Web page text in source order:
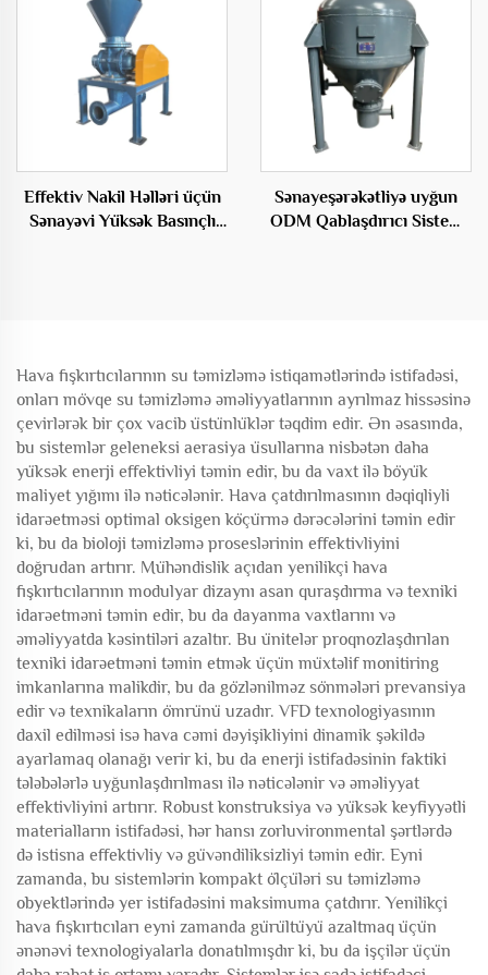
Effektiv Nakil Həlləri üçün
Sənayəvi Yüksək Basınçlı
Sənayeşərəkətliyə uyğun
ODM Qablaşdırıcı Sistem
Hava fışkırtıcılarının su təmizləmə istiqamətlərində istifadəsi,
onları mövqe su təmizləmə əməliyyatlarının ayrılmaz hissəsinə
çevirlərək bir çox vacib üstünlüklər təqdim edir. Ən əsasında,
bu sistemlər geleneksi aerasiya üsullarına nisbətən daha
yüksək enerji effektivliyi təmin edir, bu da vaxt ilə böyük
maliyet yığımı ilə nəticələnir. Hava çatdırılmasının dəqiqliyli
idarəetməsi optimal oksigen köçürmə dərəcələrini təmin edir
ki, bu da bioloji təmizləmə proseslərinin effektivliyini
doğrudan artırır. Mühəndislik açıdan yenilikçi hava
fışkırtıcılarının modulyar dizaynı asan quraşdırma və texniki
idarəetməni təmin edir, bu da dayanma vaxtlarını və
əməliyyatda kəsintiləri azaltır. Bu ünitelər proqnozlaşdırılan
texniki idarəetməni təmin etmək üçün müxtəlif monitiring
imkanlarına malikdir, bu da gözlənilməz sönmələri prevansiya
edir və texnikaların ömrünü uzadır. VFD texnologiyasının
daxil edilməsi isə hava cəmi dəyişikliyini dinamik şəkildə
ayarlamaq olanağı verir ki, bu da enerji istifadəsinin faktiki
tələbələrlə uyğunlaşdırılması ilə nəticələnir və əməliyyat
effektivliyini artırır. Robust konstruksiya və yüksək keyfiyyətli
materialların istifadəsi, hər hansı zorluvironmental şərtlərdə
də istisna effektivliy və güvəndiliksizliyi təmin edir. Eyni
zamanda, bu sistemlərin kompakt ölçüləri su təmizləmə
obyektlərində yer istifadəsini maksimuma çatdırır. Yenilikçi
hava fışkırtıcıları eyni zamanda gürültüyü azaltmaq üçün
ənənəvi texnologiyalarla donatılmışdır ki, bu da işçilər üçün